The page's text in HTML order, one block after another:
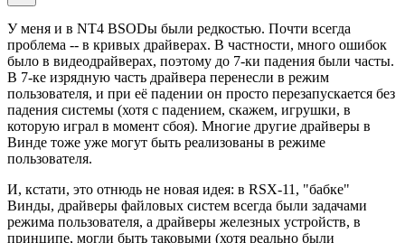
У меня и в NT4 BSODы были редкостью. Почти всегда
проблема -- в кривых драйверах. В частности, много ошибок
было в видеодрайверах, поэтому до 7-ки падения были часты.
В 7-ке изрядную часть драйвера перенесли в режим
пользователя, и при её падении он просто перезапускается без
падения системы (хотя с падением, скажем, игрушки, в
которую играл в момент сбоя). Многие другие драйверы в
Винде тоже уже могут быть реализованы в режиме
пользователя.
И, кстати, это отнюдь не новая идея: в RSX-11, "бабке"
Винды, драйверы файловых систем всегда были задачами
режима пользователя, а драйверы железных устройств, в
принципе, могли быть таковыми (хотя реально были